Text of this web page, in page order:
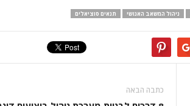
ניהול המשאב האנושי תנאים סוציאלים
כתבה הבאה